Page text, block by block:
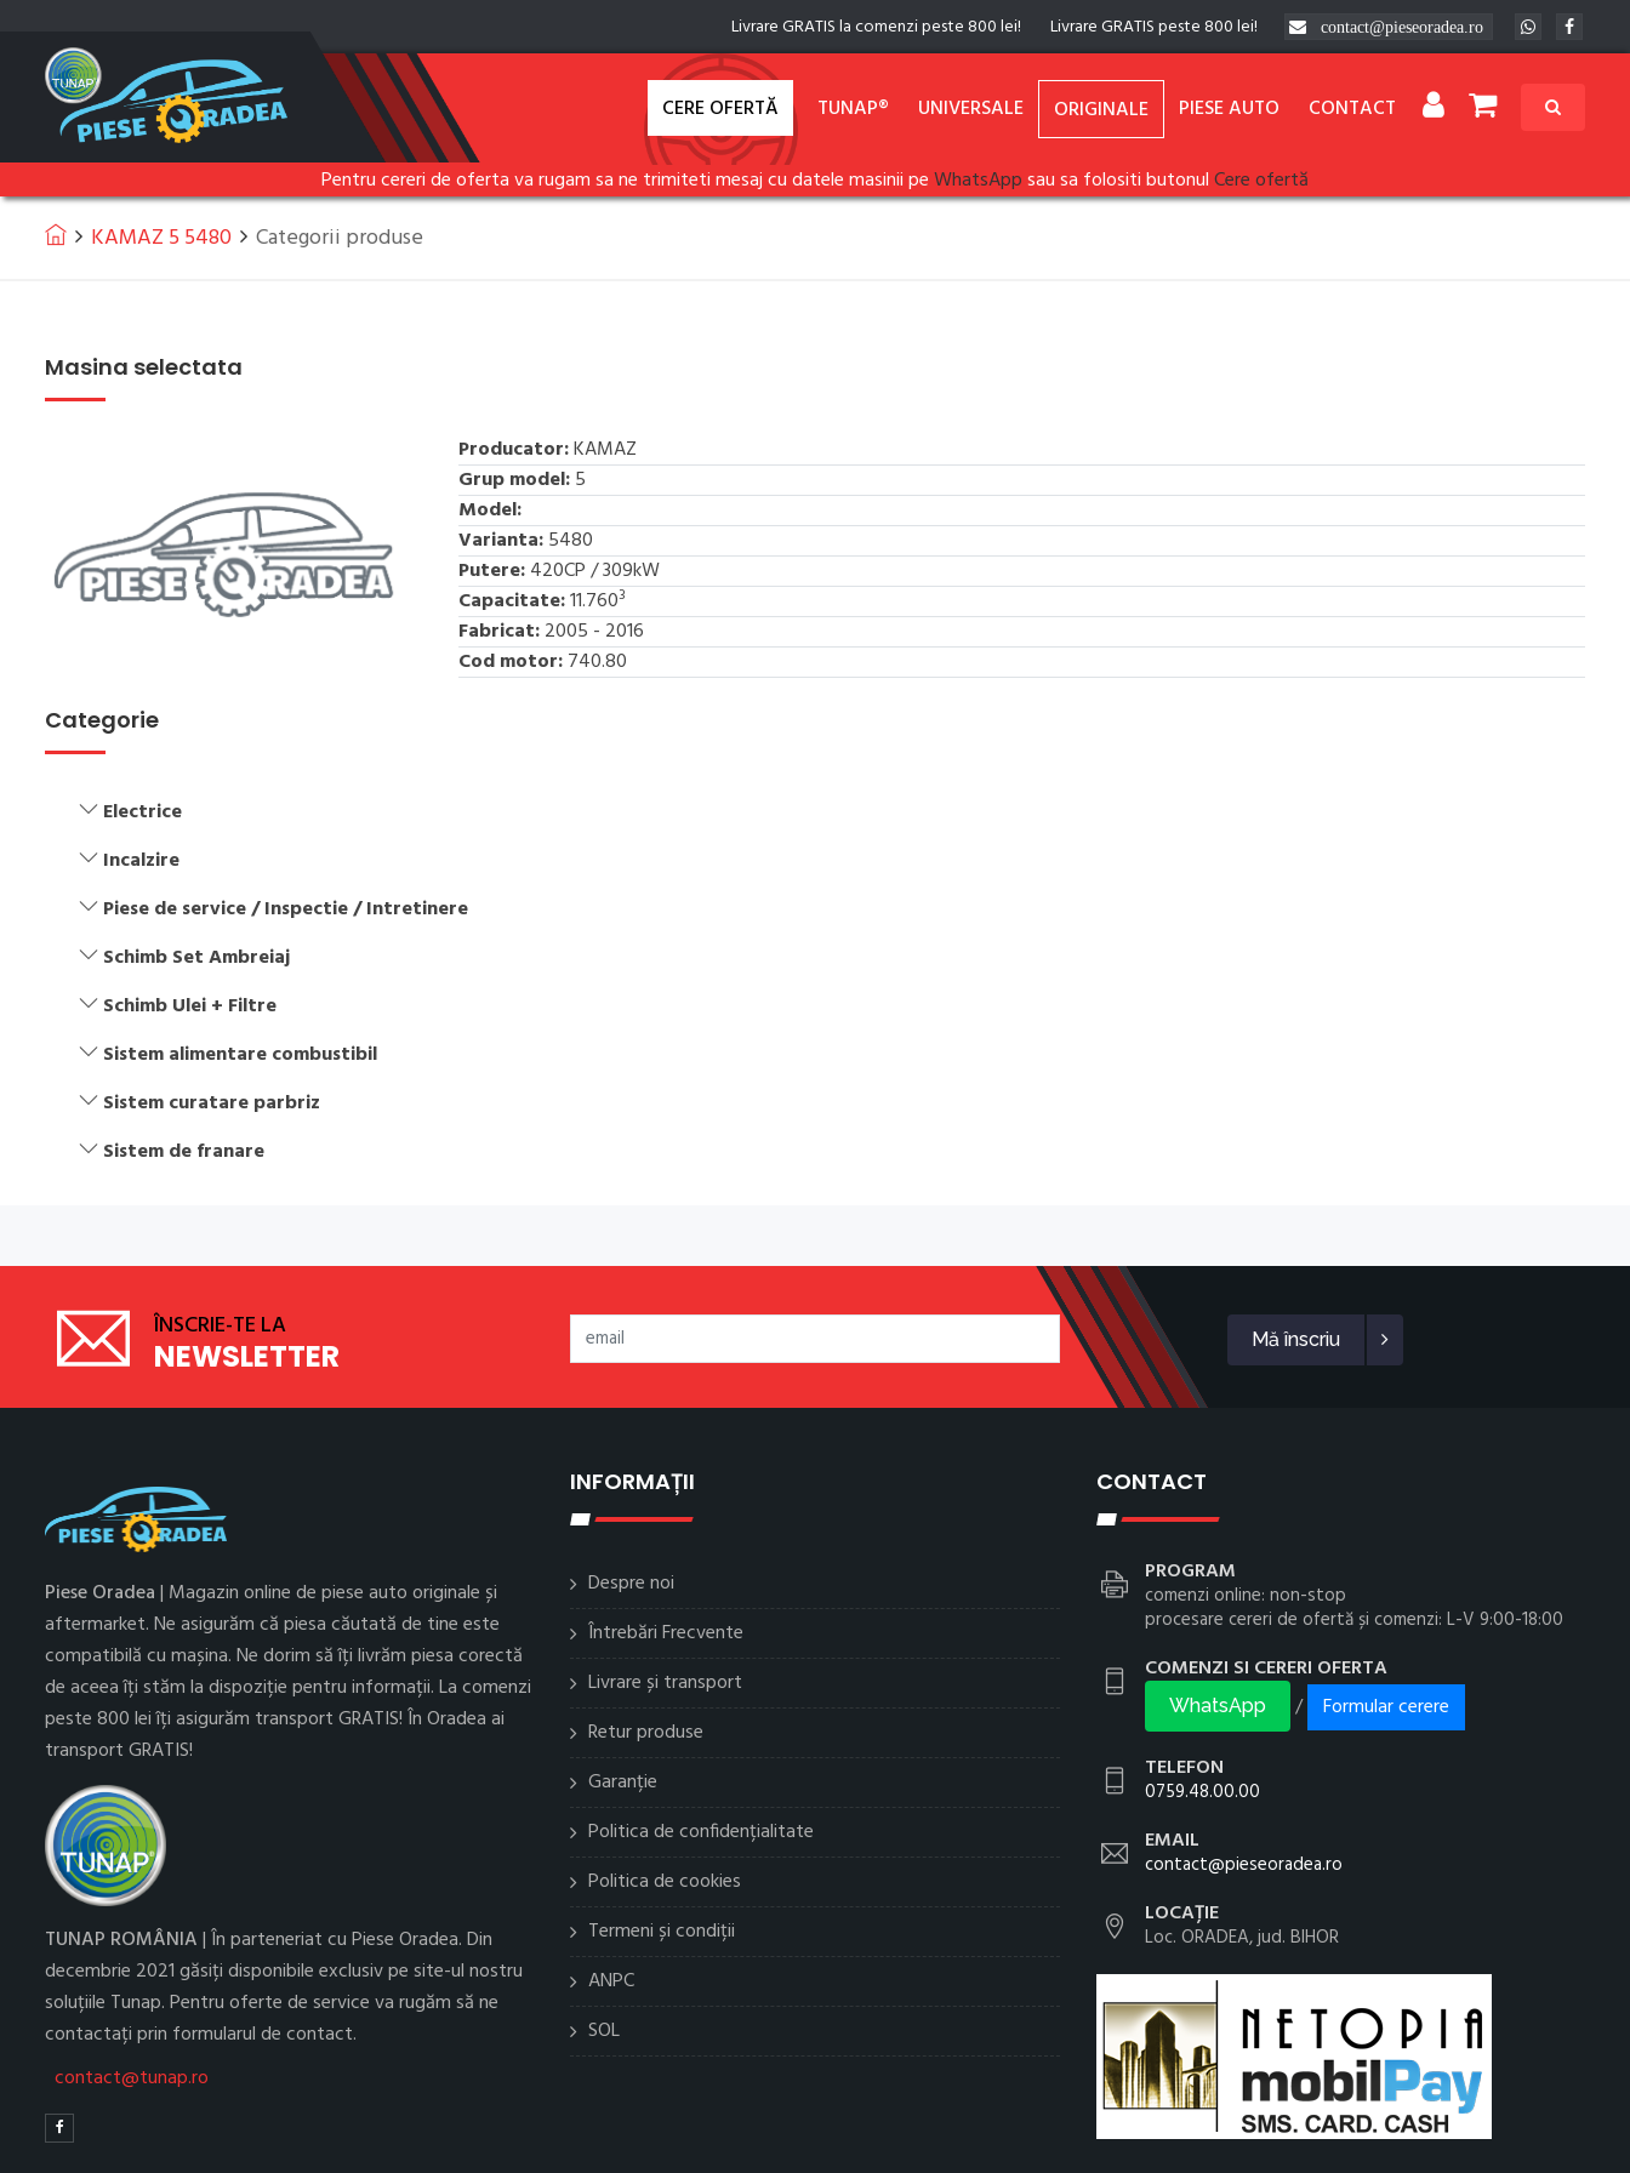
Livrare GRATIS la comenzi peste 800 lei! Livrare GRATIS peste 800 lei! contact@pieseoradea.ro
CERE OFERTĂ TUNAP® UNIVERSALE ORIGINALE PIESE AUTO CONTACT
Pentru cereri de oferta va rugam sa ne trimiteti mesaj cu datele masinii peWhatsAppsau sa folositi butonulCere ofertă
KAMAZ 5 5480 Categorii produse
Masina selectata
Producator:KAMAZ
Grup model:5
Model:
Varianta:5480
Putere:420CP / 309kW
Capacitate:11.7603
Fabricat:2005 - 2016
Cod motor:740.80
Categorie
Electrice
Incalzire
Piese de service / Inspectie / Intretinere
Schimb Set Ambreiaj
Schimb Ulei + Filtre
Sistem alimentare combustibil
Sistem curatare parbriz
Sistem de franare
ÎNSCRIE-TE LA
NEWSLETTER Mă înscriu
Piese Oradea| Magazin online de piese auto originale și
aftermarket. Ne asigurăm că piesa căutată de tine este
compatibilă cu mașina. Ne dorim să îți livrăm piesa corectă
de aceea îți stăm la dispoziție pentru informații. La comenzi
peste 800 lei îți asigurăm transport GRATIS! În Oradea ai
transport GRATIS!
TUNAP ROMÂNIA| În parteneriat cu Piese Oradea. Din
decembrie 2021 găsiți disponibile exclusiv pe site-ul nostru
soluțiile Tunap. Pentru oferte de service va rugăm să ne
contactați prin formularul de contact.
contact@tunap.ro
INFORMAȚII
Despre noi
Întrebări Frecvente
Livrare și transport
Retur produse
Garanție
Politica de confidențialitate
Politica de cookies
Termeni și condiții
ANPC
SOL
CONTACT
PROGRAM
comenzi online: non-stop
procesare cereri de ofertă și comenzi: L-V 9:00-18:00
COMENZI SI CERERI OFERTA
WhatsApp /
Formular cerere
TELEFON
0759.48.00.00
EMAIL
contact@pieseoradea.ro
LOCAȚIE
Loc. ORADEA, jud. BIHOR